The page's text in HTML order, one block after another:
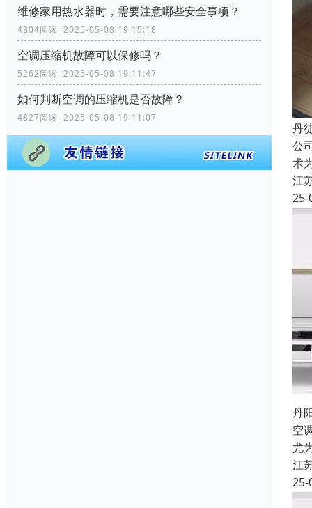
维修家用热水器时，需要注意哪些安全事项？
4804阅读 2025-05-08 19:15:18
空调压缩机故障可以保修吗？
5262阅读 2025-05-08 19:11:47
如何判断空调的压缩机是否故障？
4827阅读 2025-05-08 19:11:07
丹
公
术
江
25-
丹
空
尤
江
25-